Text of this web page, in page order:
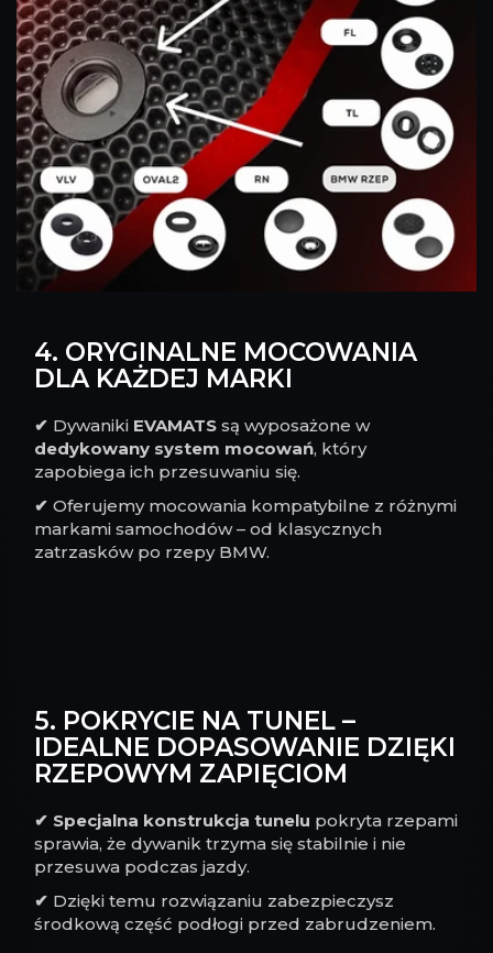
4. ORYGINALNE MOCOWANIA
DLA KAŻDEJ MARKI
✔ Dywaniki EVAMATS są wyposażone w
dedykowany system mocowań, który
zapobiega ich przesuwaniu się.
✔ Oferujemy mocowania kompatybilne z różnymi
markami samochodów – od klasycznych
zatrzasków po rzepy BMW.
5. POKRYCIE NA TUNEL –
IDEALNE DOPASOWANIE DZIĘKI
RZEPOWYM ZAPIĘCIOM
✔ Specjalna konstrukcja tunelu pokryta rzepami
sprawia, że dywanik trzyma się stabilnie i nie
przesuwa podczas jazdy.
✔ Dzięki temu rozwiązaniu zabezpieczysz
środkową część podłogi przed zabrudzeniem.